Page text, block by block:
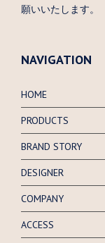
願いいたします。
NAVIGATION
HOME
PRODUCTS
BRAND STORY
DESIGNER
COMPANY
ACCESS